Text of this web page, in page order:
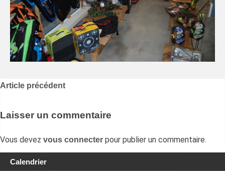
Navigation
l’article
Article précédent
Laisser un commentaire
Vous devez vous connecter pour publier un commentaire.
Calendrier